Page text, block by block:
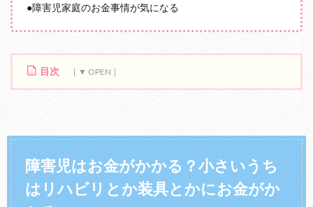
●障害児家庭のお金事情が気になる
目次
児
お
金
が
か
障害児はお金がかかる？小さいうち
はリハビリとか装具とかにお金がか